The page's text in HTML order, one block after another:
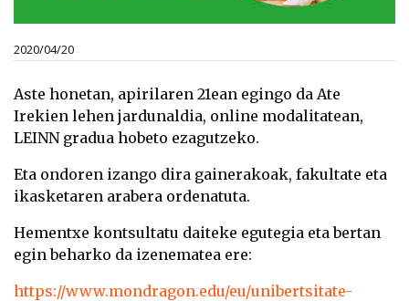
2020/04/20
Aste honetan, apirilaren 21ean egingo da Ate
Irekien lehen jardunaldia, online modalitatean,
LEINN gradua hobeto ezagutzeko.
Eta ondoren izango dira gainerakoak, fakultate eta
ikasketaren arabera ordenatuta.
Hementxe kontsultatu daiteke egutegia eta bertan
egin beharko da izenematea ere:
https://www.mondragon.edu/eu/unibertsitate-